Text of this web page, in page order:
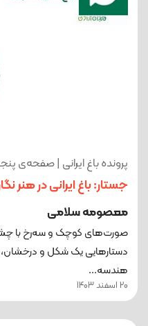
پرونده باغ ایرانی | صفحه‌ی
جستار: باغ ایرانی در هنر
معصومه سلامی
صورت‌های کوچک و سه‌رخ با
دستارهایی یک شکل و درخشان،
هندسه‌...
20 اسفند 1403